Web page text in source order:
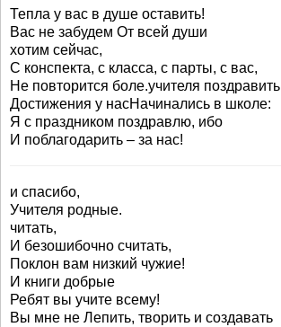
Тепла у вас в душе оставить!
Вас не забудем От всей души
хотим сейчас,
С конспекта, с класса, с парты, с вас,
Не повторится боле.учителя поздравить
Достижения у насНачинались в школе:
Я с праздником поздравлю, ибо
И поблагодарить – за нас!
и спасибо,
Учителя родные.
читать,
И безошибочно считать,
Поклон вам низкий чужие!
И книги добрые
Ребят вы учите всему!
Вы мне не Лепить, творить и создавать